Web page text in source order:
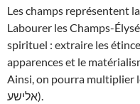
Les champs représentent
Labourer les Champs-
spirituel : extraire les
apparences et le
Ainsi, on pourra multiplier
אלישע).